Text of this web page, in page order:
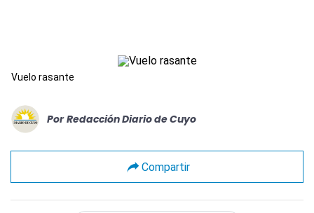
Vuelo rasante
Por Redacción Diario de Cuyo
Compartir